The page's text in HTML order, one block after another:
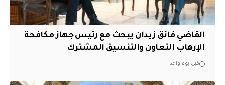
القاضي فائق زيدان يبحث مع رئيس جهاز مكافحة
الإرهاب التعاون والتنسيق المشترك
قبل يوم واحد